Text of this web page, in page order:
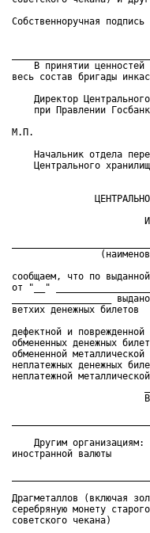
Собственноручная подпись
В принятии ценностей
весь состав бригады
Директор Центрального
при Правлении Госбанка
М.П.
Начальник отдела
Центрального хранилища
ЦЕНТРАЛЬНОМУ
ИЗВЕЩЕНИЕ
(наименование
сообщаем, что по выданной
от "__"
__________________ выдано
ветхих денежных билетов
дефектной и поврежденной
обмененных денежных
обмененной металлической
неплатежных денежных
неплатежной металлической
Всего:
Другим организациям:
иностранной валюты
Драгметаллов (включая
серебряную монету
советского чекана)